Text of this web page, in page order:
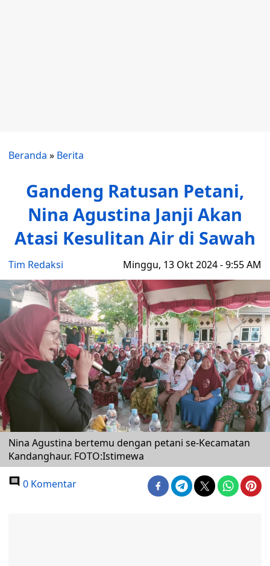
Beranda » Berita
Gandeng Ratusan Petani,
Nina Agustina Janji Akan
Atasi Kesulitan Air di Sawah
Tim Redaksi Minggu, 13 Okt 2024 - 9:55 AM
Nina Agustina bertemu dengan petani se-Kecamatan
Kandanghaur. FOTO:Istimewa
0 Komentar